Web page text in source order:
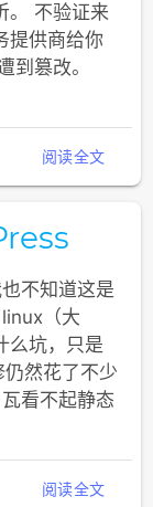
。 不验证来
提供商给你
到篡改。
阅读全文
不知道这是
（大
么坑，只是
然花了不少
看不起静态
阅读全文